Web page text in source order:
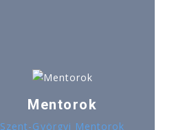
Mentorok
Szent-Györgyi Mentorok